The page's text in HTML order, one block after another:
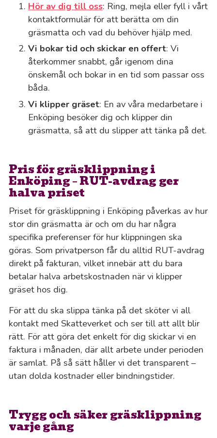
Hör av dig till oss: Ring, mejla eller fyll i vårt
kontaktformulär för att berätta om din
gräsmatta och vad du behöver hjälp med.
Vi bokar tid och skickar en offert: Vi
återkommer snabbt, går igenom dina
önskemål och bokar in en tid som passar oss
båda.
Vi klipper gräset: En av våra medarbetare i
Enköping besöker dig och klipper din
gräsmatta, så att du slipper att tänka på det.
Pris för gräsklippning i
Enköping – RUT-avdrag ger
halva priset
Priset för gräsklippning i Enköping påverkas av hur
stor din gräsmatta är och om du har några
specifika preferenser för hur klippningen ska
göras. Som privatperson får du alltid RUT-avdrag
direkt på fakturan, vilket innebär att du bara
betalar halva arbetskostnaden när vi klipper
gräset hos dig.
För att du ska slippa tänka på det sköter vi all
kontakt med Skatteverket och ser till att allt blir
rätt. För att göra det enkelt för dig skickar vi en
faktura i månaden, där allt arbete under perioden
är samlat. På så sätt håller vi det transparent –
utan dolda kostnader eller bindningstider.
Trygg och säker gräsklippning
varje gång